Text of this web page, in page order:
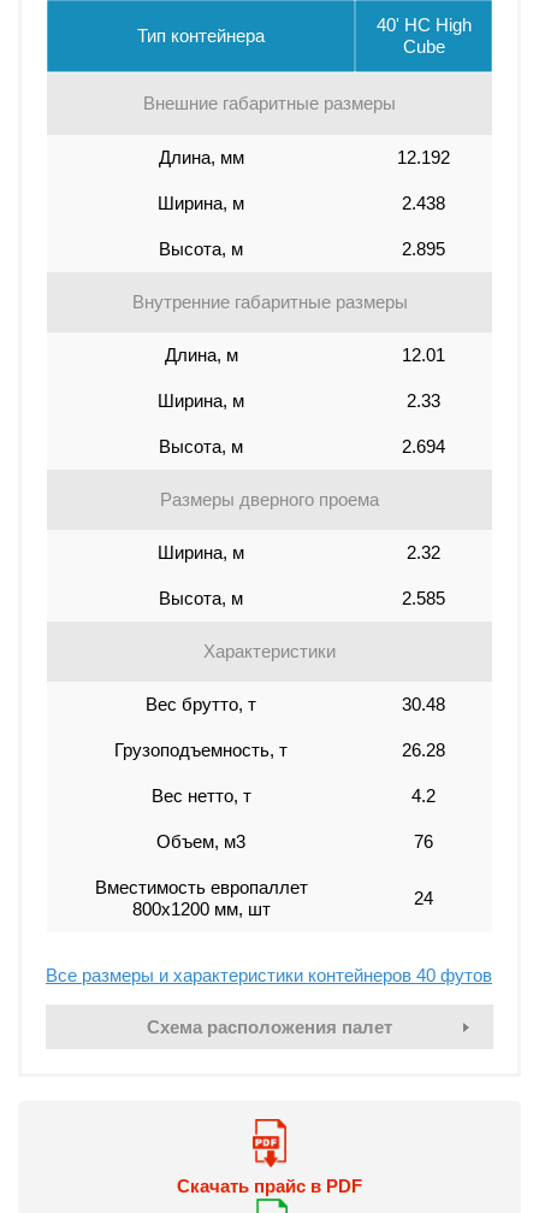
Тип контейнера
40' НC High
Cube
Внешние габаритные размеры
Длина, мм 12.192
Ширина, м 2.438
Высота, м 2.895
Внутренние габаритные размеры
Длина, м 12.01
Ширина, м 2.33
Высота, м 2.694
Размеры дверного проема
Ширина, м 2.32
Высота, м 2.585
Характеристики
Вес брутто, т 30.48
Грузоподъемность, т 26.28
Вес нетто, т 4.2
Объем, м3 76
Вместимость европаллет
800х1200 мм, шт
24
Все размеры и характеристики контейнеров 40 футов
Схема расположения палет
Скачать прайс в PDF